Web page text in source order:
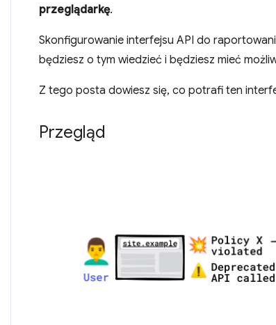
przeglądarkę.
Skonfigurowanie interfejsu API do
będziesz o tym wiedzieć i będziesz mieć
Z tego posta dowiesz się, co potrafi ten
Przegląd